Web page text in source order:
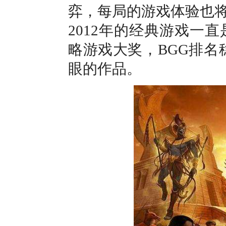
弈，每局的游戏体验也
2012年的经典游戏一
略游戏大奖，BGG排名
眼的作品。